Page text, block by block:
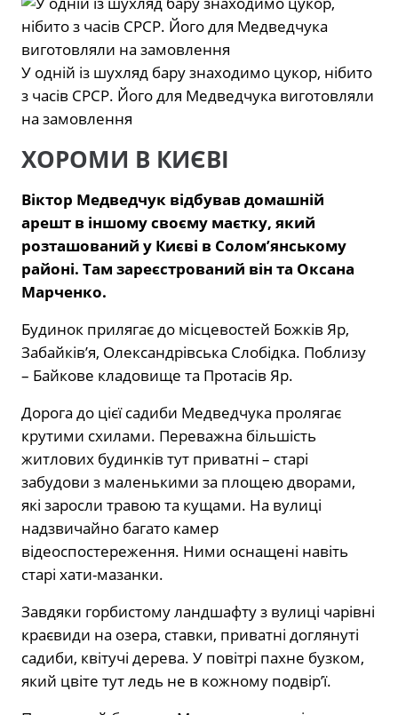
У одній із шухляд бару знаходимо цукор, нібито
з часів СРСР. Його для Медведчука виготовляли
на замовлення
ХОРОМИ В КИЄВІ
Віктор Медведчук відбував домашній
арешт в іншому своєму маєтку, який
розташований у Києві в Солом’янському
районі. Там зареєстрований він та Оксана
Марченко.
Будинок прилягає до місцевостей Божків Яр,
Забайків’я, Олександрівська Слобідка. Поблизу
– Байкове кладовище та Протасів Яр.
Дорога до цієї садиби Медведчука пролягає
крутими схилами. Переважна більшість
житлових будинків тут приватні – старі
забудови з маленькими за площею дворами,
які заросли травою та кущами. На вулиці
надзвичайно багато камер
відеоспостереження. Ними оснащені навіть
старі хати-мазанки.
Завдяки горбистому ландшафту з вулиці чарівні
краєвиди на озера, ставки, приватні доглянуті
садиби, квітучі дерева. У повітрі пахне бузком,
який цвіте тут ледь не в кожному подвірʼї.